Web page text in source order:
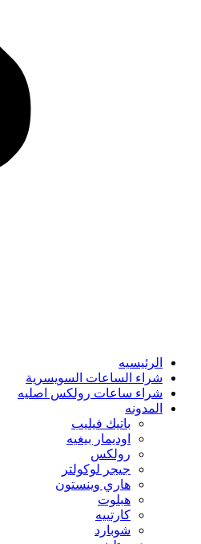
الرئيسيه
شراء الساعات السويسرية
شراء ساعات رولكس اصليه
المدونه
باتيك فيليب
اوديمار بيغيه
رولكس
جيجر لوكولتر
هاري وينستون
هبلوت
كارتييه
شوبارد